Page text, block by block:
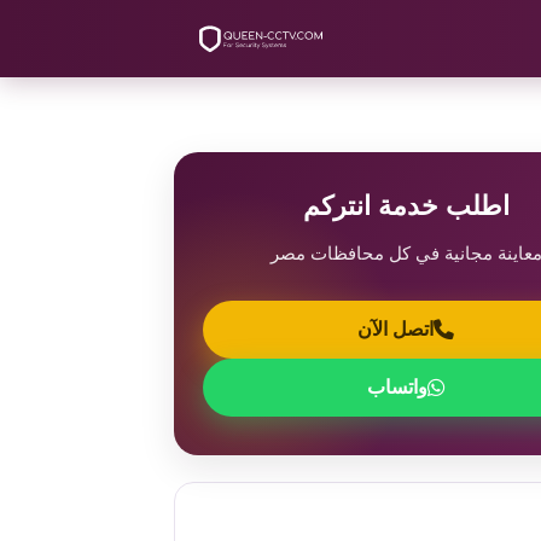
اطلب خدمة انتركم
معاينة مجانية في كل محافظات مصر
اتصل الآن
واتساب